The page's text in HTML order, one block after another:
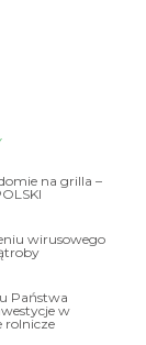
na grilla –
wirusowego
Państwa
w
rolnicze